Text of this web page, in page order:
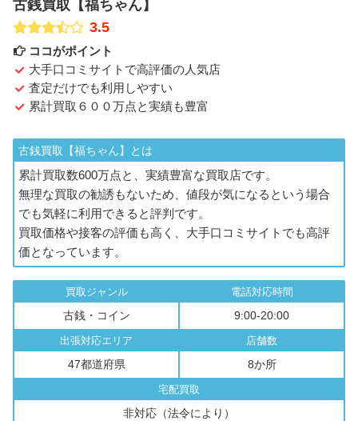
古銭買取【福ちゃん】
3.5
ココがポイント
大手口コミサイトで高評価の人気店
査定だけでも利用しやすい
累計買取６００万点と実績も豊富
古銭買取【福ちゃん】とは
累計買取数600万点と、実績豊富な買取店です。
無理な買取の勧誘もないため、値段が気になるという場合
でも気軽に利用できると評判です。
買取価格や接客の評価も高く、大手口コミサイトでも高評
価となっています。
買取ジャンル
古銭・コイン
電話対応時間
9:00-20:00
出張対応エリア
47都道府県
店舗数
8か所
宅配買取
非対応（法令により）